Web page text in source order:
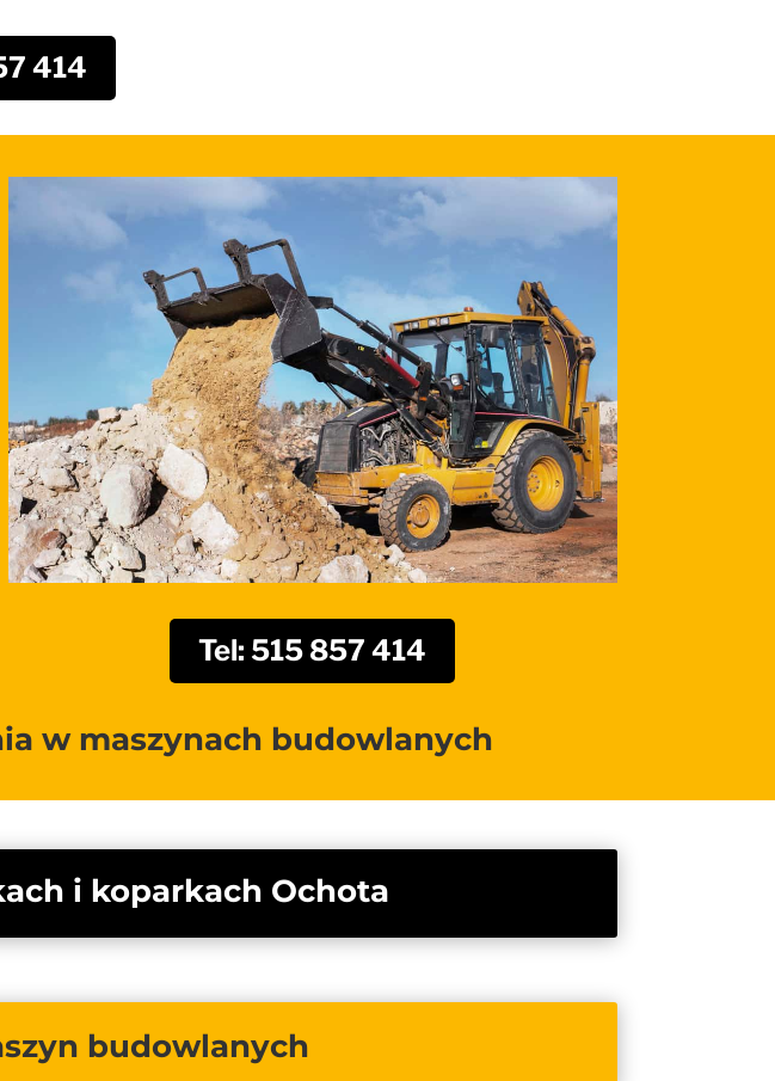
414
Tel: 515 857 414
w maszynach budowlanych
i koparkach Ochota
budowlanych